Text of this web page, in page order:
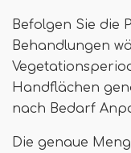
Befolgen Sie die
Behandlungen
Handflächen
nach Bedarf
Die genaue